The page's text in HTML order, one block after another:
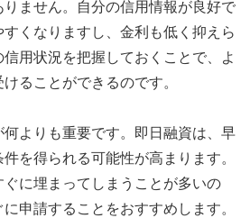
ません。自分の信用情報が良好で
くなりますし、金利も低く抑えら
用状況を把握しておくことで、よ
ることができるのです。
よりも重要です。即日融資は、早
を得られる可能性が高まります。
に埋まってしまうことが多いの
申請することをおすすめします。